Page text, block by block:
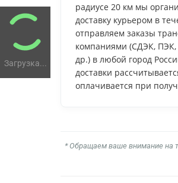
Загрузка...
радиусе 20 км мы
доставку курьером в
отправляем заказы
компаниями (СДЭК,
др.) в любой город
доставки
оплачивается при
* Обращаем ваше внимание на